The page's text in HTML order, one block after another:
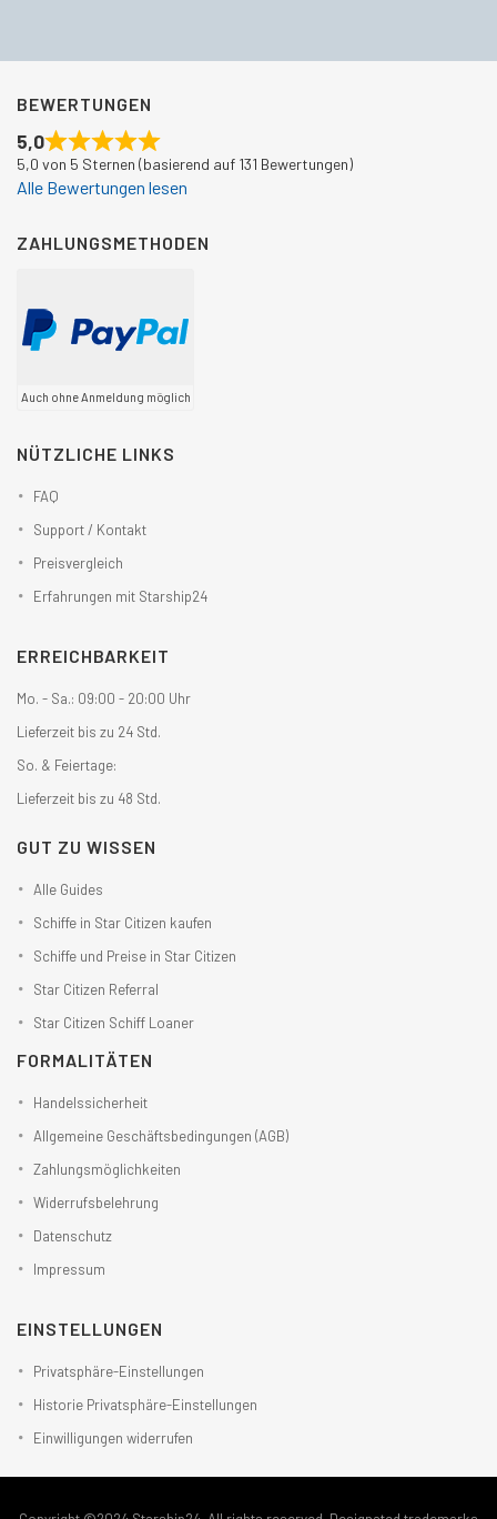
BEWERTUNGEN
5,0
5,0 von 5 Sternen (basierend auf 131 Bewertungen)
Alle Bewertungen lesen
ZAHLUNGSMETHODEN
Auch ohne Anmeldung möglich
NÜTZLICHE LINKS
FAQ
Support / Kontakt
Preisvergleich
Erfahrungen mit Starship24
ERREICHBARKEIT
Mo. - Sa.: 09:00 - 20:00 Uhr
Lieferzeit bis zu 24 Std.
So. & Feiertage:
Lieferzeit bis zu 48 Std.
GUT ZU WISSEN
Alle Guides
Schiffe in Star Citizen kaufen
Schiffe und Preise in Star Citizen
Star Citizen Referral
Star Citizen Schiff Loaner
FORMALITÄTEN
Handelssicherheit
Allgemeine Geschäftsbedingungen (AGB)
Zahlungsmöglichkeiten
Widerrufsbelehrung
Datenschutz
Impressum
EINSTELLUNGEN
Privatsphäre-Einstellungen
Historie Privatsphäre-Einstellungen
Einwilligungen widerrufen